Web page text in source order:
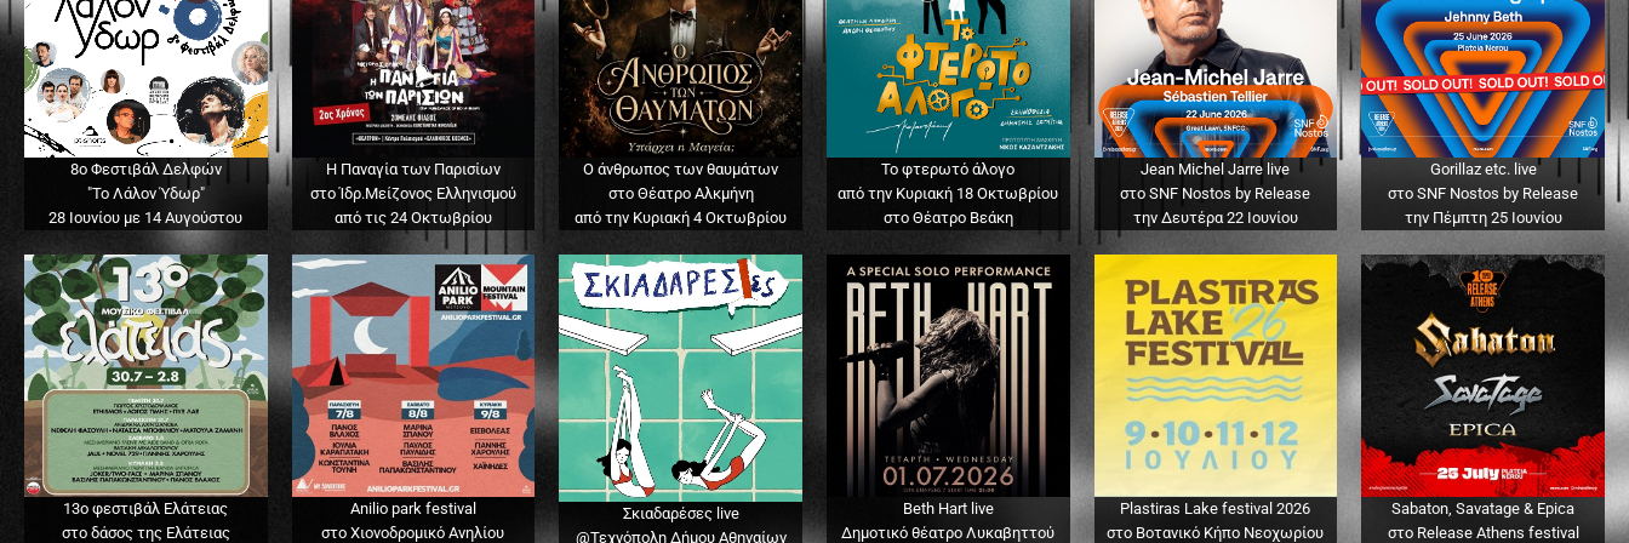
8ο Φεστιβάλ Δελφών
"Το Λάλον Ύδωρ"
28 Ιουνίου με 14 Αυγούστου
Η Παναγία των Παρισίων
στο Ίδρ.Μείζονος Ελληνισμού
από τις 24 Οκτωβρίου
Ο άνθρωπος των θαυμάτων
στο Θέατρο Αλκμήνη
από την Κυριακή 4 Οκτωβρίου
Το φτερωτό άλογο
από την Κυριακή 18 Οκτωβρίου
στο Θέατρο Βεάκη
Jean Michel Jarre live
στο SNF Nostos by Release
την Δευτέρα 22 Ιουνίου
Gorillaz etc. live
στο SNF Nostos by Release
την Πέμπτη 25 Ιουνίου
13o φεστιβάλ Ελάτειας
στο δάσος της Ελάτειας
Anilio park festival
στο Χιονοδρομικό Ανηλίου
Σκιαδαρέσες live
@Τεχνόπολη Δήμου Αθηναίων
Beth Hart live
Δημοτικό θέατρο Λυκαβηττού
Plastiras Lake festival 2026
στο Βοτανικό Κήπο Νεοχωρίου
Sabaton, Savatage & Epica
στο Release Athens festival